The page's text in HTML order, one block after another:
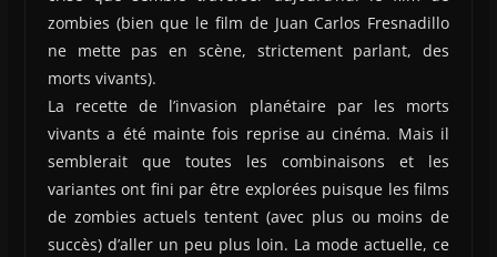
zombies (bien que le film de Juan Carlos Fresnadillo
ne mette pas en scène, strictement parlant, des
morts vivants).
La recette de l’invasion planétaire par les morts
vivants a été mainte fois reprise au cinéma. Mais il
semblerait que toutes les combinaisons et les
variantes ont fini par être explorées puisque les films
de zombies actuels tentent (avec plus ou moins de
succès) d’aller un peu plus loin. La mode actuelle, ce